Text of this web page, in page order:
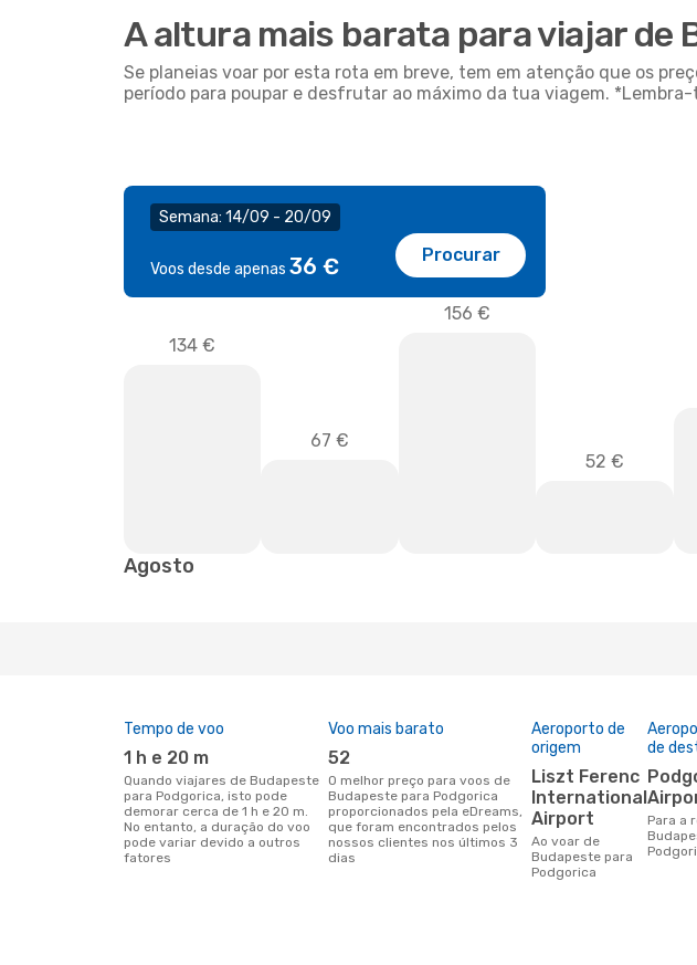
A altura mais barata para viajar de
Se planeias voar por esta rota em breve, tem em atenção que os
período para poupar e desfrutar ao máximo da tua viagem.
Semana: 14/09 - 20/09
Voos desde apenas 36 € Procurar
134 €
67 €
156 €
52 €
Agosto
Tempo de voo
1 h e 20 m
Quando viajares de Budapeste
para Podgorica, isto pode
demorar cerca de 1 h e 20 m.
No entanto, a duração do voo
pode variar devido a outros
fatores
Voo mais barato
52
O melhor preço para voos de
Budapeste para Podgorica
proporcionados pela eDreams,
que foram encontrados pelos
nossos clientes nos últimos 3
dias
Aeroporto de
origem
Liszt Ferenc
International
Airport
Ao voar de
Budapeste para
Podgorica
de
Podgorica
Para a rota de